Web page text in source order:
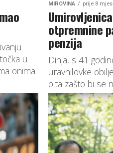
u
onima
MIROVINA prije 8
otpremnine
penzija
Dinja, s 41
uravnilovke
pita zašto bi se
onima koji...